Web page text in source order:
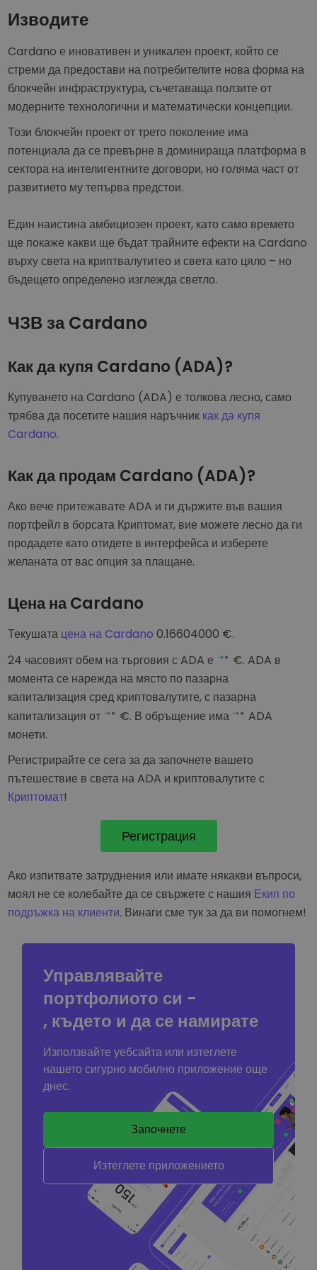
Изводите
Cardano е иновативен и уникален проект, който се
стреми да предостави на потребителите нова форма на
блокчейн инфраструктура, съчетаваща ползите от
модерните технологични и математически концепции.
Този блокчейн проект от трето поколение има
потенциала да се превърне в доминираща платформа в
сектора на интелигентните договори, но голяма част от
развитието му тепърва предстои.
Един наистина амбициозен проект, като само времето
ще покаже какви ще бъдат трайните ефекти на Cardano
върху света на криптвалутитео и света като цяло – но
бъдещето определено изглежда светло.
ЧЗВ за Cardano
Как да купя Cardano (ADA)?
Купуването на Cardano (ADA) е толкова лесно, само
трябва да посетите нашия наръчник как да купя
Cardano.
Как да продам Cardano (ADA)?
Ако вече притежавате ADA и ги държите във вашия
портфейл в борсата Криптомат, вие можете лесно да ги
продадете като отидете в интерфейса и изберете
желаната от вас опция за плащане.
Цена на Cardano
Текушата цена на Cardano 0.16604000 €.
24 часовият обем на търговия с ADA е
€. ADA в
момента се нарежда на място по пазарна
капитализация сред криптовалутите, с пазарна
капитализация от
€. В обръщение има
ADA
монети.
Регистрирайте се сега за да започнете вашето
пътешествие в света на ADA и криптовалутите с
Криптомат!
Регистрация
Ако изпитвате затруднения или имате някакви въпроси,
моял не се колебайте да се свържете с нашия Екип по
подръжка на клиенти. Винаги сме тук за да ви помогнем!
Управлявайте
портфолиото си -
, където и да се намирате
Използвайте уебсайта или изтеглете
нашето сигурно мобилно приложение още
днес.
Започнете
Изтеглете приложението